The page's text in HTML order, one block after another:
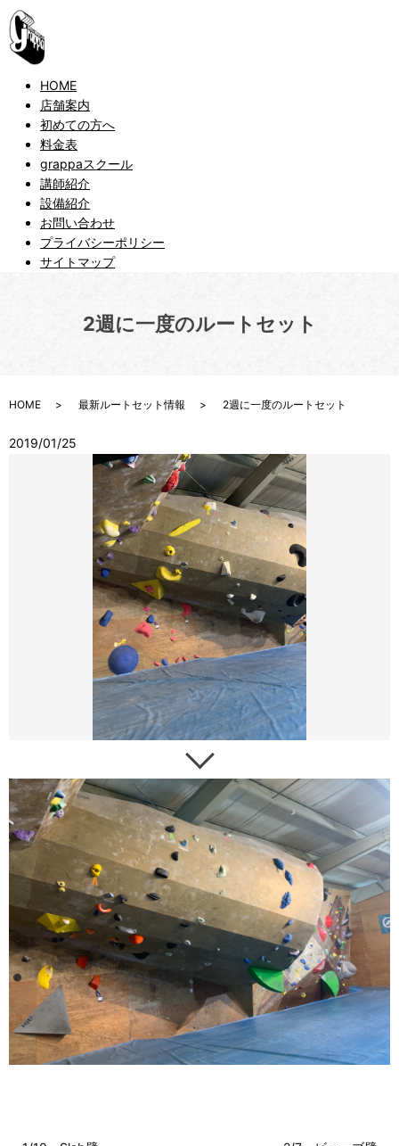
HOME
店舗案内
初めての方へ
料金表
grappaスクール
講師紹介
設備紹介
お問い合わせ
プライバシーポリシー
サイトマップ
2週に一度のルートセット
HOME 最新ルートセット情報 2週に一度のルートセット
2019/01/25